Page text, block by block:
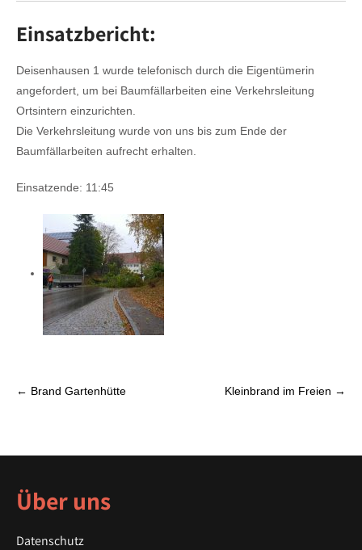
Einsatzbericht:
Deisenhausen 1 wurde telefonisch durch die Eigentümerin
angefordert, um bei Baumfällarbeiten eine Verkehrsleitung
Ortsintern einzurichten.
Die Verkehrsleitung wurde von uns bis zum Ende der
Baumfällarbeiten aufrecht erhalten.
Einsatzende: 11:45
P
t
a
v
i
← Brand Gartenhütte Kleinbrand im Freien →
Über uns
Datenschutz